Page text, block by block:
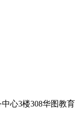
心3楼308华图教育